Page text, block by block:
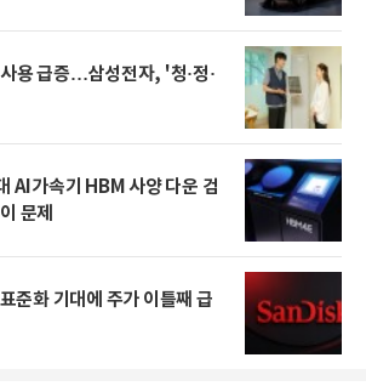
용 급증…삼성전자, '청·정·
AI가속기 HBM 사양 다운 검
문제
준화 기대에 주가 이틀째 급